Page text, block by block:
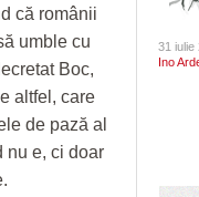
apă
-
“unicul vizionar al țării”
un amendament introdus
de PSD: Doar în țările
legea împotriva unui
July 2026
dramatic în barajul de
Politehnica încheie
Pe drumul cel bun. Poli a învins
Serie A, USD Lecce
VIDEO
ONLINE
au
- 2
că românii
umble cu
Boc,
altfel, care
de pază al
nu e, ci doar
31 iulie
Ino